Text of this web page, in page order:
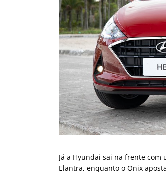
Já a Hyundai sai na frente
Elantra, enquanto o Onix